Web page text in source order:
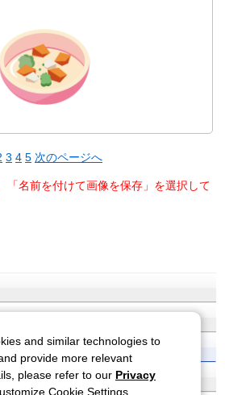
3 4 5 次のページへ
名前を付けて画像を保存」を選択して
and similar technologies to
provide more relevant
please refer to our Privacy
Cookie Settings.